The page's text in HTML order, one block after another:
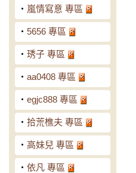
‧ 嵐情寫意 專區
‧ 5656 專區
‧ 琇子 專區
‧ aa0408 專區
‧ egjc888 專區
‧ 拾荒樵夫 專區
‧ 高妹兒 專區
‧ 依凡 專區